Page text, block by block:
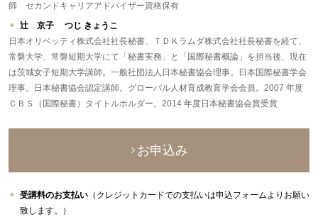
師 セカンドキャリアアドバイザー資格保有
辻 京子 つじ きょうこ
日本オリベッティ株式会社社長秘書、ＴＤＫラムダ株式会社社長秘書を経て、
常磐大学、常磐短期大学にて「秘書実務」と「国際秘書概論」を担当後、現在
は茨城女子短期大学講師。一般社団法人日本秘書協会理事。日本国際秘書学会
理事。日本秘書協会認定講師。グローバル人材育成教育学会会員。2007 年度
ＣＢＳ（国際秘書）タイトルホルダー。2014 年度日本秘書協会賞受賞
お申込み
受講料のお支払い （クレジットカードでの支払いは申込フォームよりお願い
致します。）